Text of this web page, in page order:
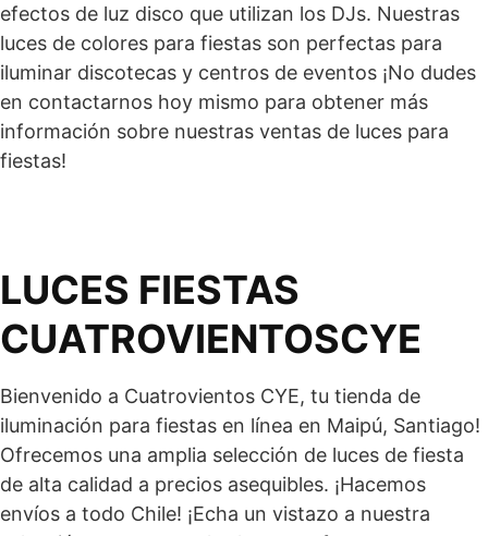
efectos de luz disco que utilizan los DJs. Nuestras
luces de colores para fiestas son perfectas para
iluminar discotecas y centros de eventos ¡No dudes
en contactarnos hoy mismo para obtener más
información sobre nuestras ventas de luces para
fiestas!
LUCES FIESTAS
CUATROVIENTOSCYE
Bienvenido a Cuatrovientos CYE, tu tienda de
iluminación para fiestas en línea en Maipú, Santiago!
Ofrecemos una amplia selección de luces de fiesta
de alta calidad a precios asequibles. ¡Hacemos
envíos a todo Chile! ¡Echa un vistazo a nuestra